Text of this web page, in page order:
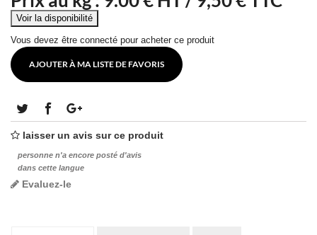
Vous devez être connecté pour acheter ce produit
AJOUTER À MA LISTE DE FAVORIS
laisser un avis sur ce produit
personne n'a encore posté d'avis
dans cette langue
Evaluez-le